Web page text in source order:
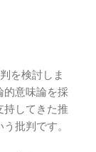
を検討しま
的意味論を採
持してきた推
批判です。